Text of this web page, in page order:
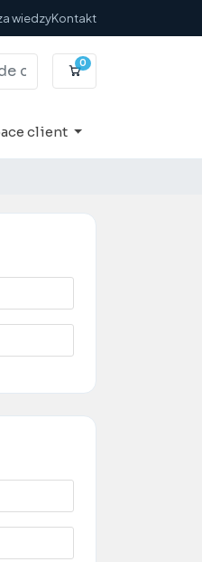
wiedzyKontakt
0Votre panier
client